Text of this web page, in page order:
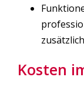
Kosten